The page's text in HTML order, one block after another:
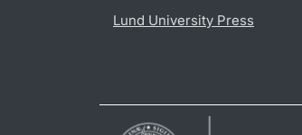
Lund University Press